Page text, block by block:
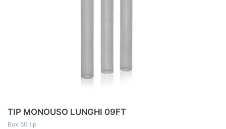
TIP MONOUSO LUNGHI 09FT
Box 50 tip